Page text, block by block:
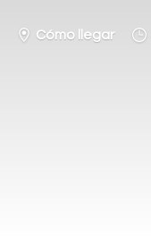
Cómo llegar